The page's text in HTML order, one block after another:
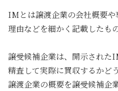
IMとは譲渡企業の会社概要
理由などを細かく記載したもの
譲受候補企業は、開示された
精査して実際に買収するかど
譲渡企業の概要を譲受候補企